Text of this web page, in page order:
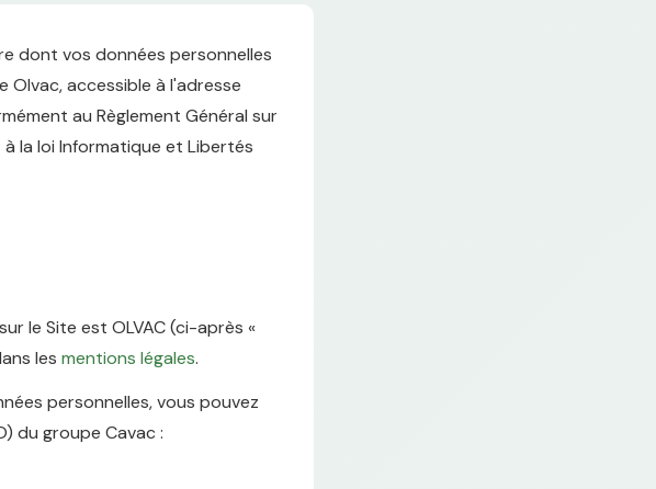
dont vos données personnelles
accessible à l'adresse
au Règlement Général sur
à la loi Informatique et Libertés
le Site est OLVAC (ci-après «
les mentions légales.
personnelles, vous pouvez
du groupe Cavac :